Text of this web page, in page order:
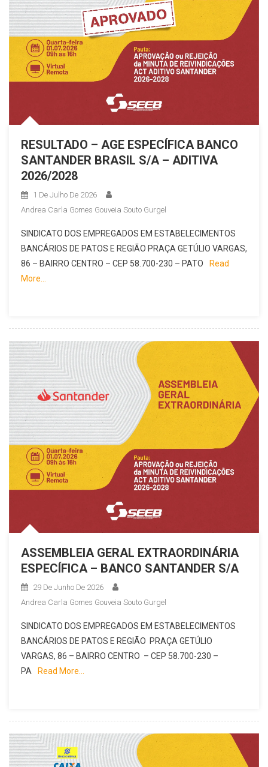
RESULTADO – AGE ESPECÍFICA BANCO
SANTANDER BRASIL S/A – ADITIVA
2026/2028
1 De Julho De 2026
Andrea Carla Gomes Gouveia Souto Gurgel
SINDICATO DOS EMPREGADOS EM ESTABELECIMENTOS
BANCÁRIOS DE PATOS E REGIÃO PRAÇA GETÚLIO VARGAS,
86 – BAIRRO CENTRO – CEP 58.700-230 – PATO
Read
More…
ASSEMBLEIA GERAL EXTRAORDINÁRIA
ESPECÍFICA – BANCO SANTANDER S/A
29 De Junho De 2026
Andrea Carla Gomes Gouveia Souto Gurgel
SINDICATO DOS EMPREGADOS EM ESTABELECIMENTOS
BANCÁRIOS DE PATOS E REGIÃO PRAÇA GETÚLIO
VARGAS, 86 – BAIRRO CENTRO – CEP 58.700-230 –
PA
Read More…